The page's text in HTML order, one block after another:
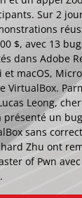
Sur 2
$, avec 13
dans Adobe
et macOS,
VirtualBox.
Leong,
présenté un
sans
Zhu ont
of Pwn